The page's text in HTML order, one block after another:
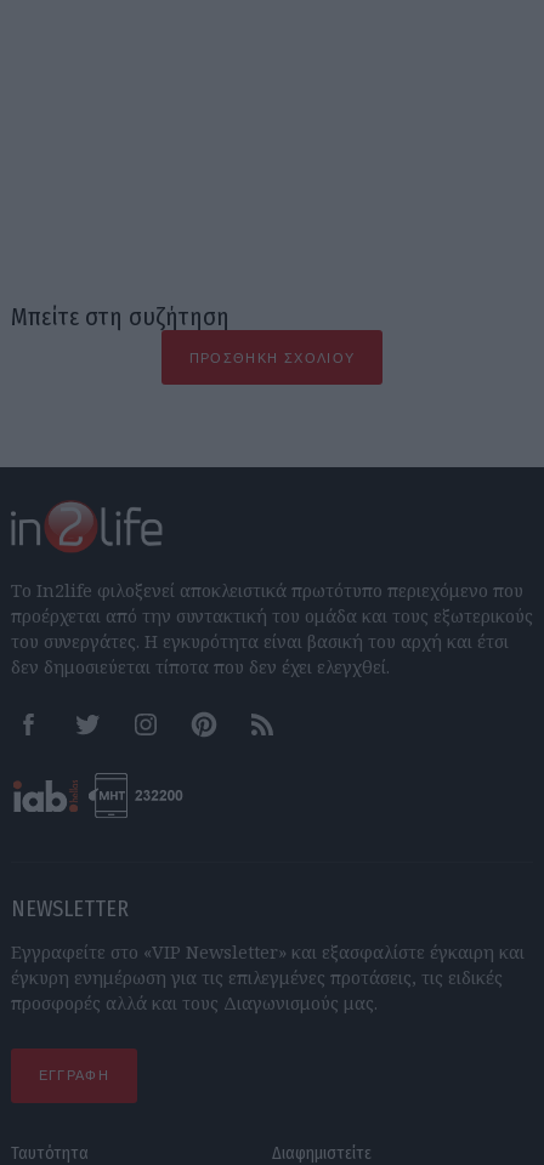
Μπείτε στη συζήτηση
ΠΡΟΣΘΉΚΗ ΣΧΟΛΊΟΥ
Το In2life φιλοξενεί αποκλειστικά πρωτότυπο περιεχόμενο που
προέρχεται από την συντακτική του ομάδα και τους εξωτερικούς
του συνεργάτες. Η εγκυρότητα είναι βασική του αρχή και έτσι
δεν δημοσιεύεται τίποτα που δεν έχει ελεγχθεί.
FacebookTwitter InstagramPinterestRSS feeds
NEWSLETTER
Εγγραφείτε στο «VIP Newsletter» και εξασφαλίστε έγκαιρη και
έγκυρη ενημέρωση για τις επιλεγμένες προτάσεις, τις ειδικές
προσφορές αλλά και τους Διαγωνισμούς μας.
ΕΓΓΡΑΦΗ
Ταυτότητα Διαφημιστείτε